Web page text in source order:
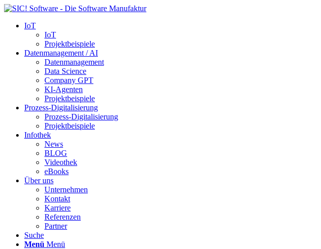
IoT
IoT
Projektbeispiele
Datenmanagement / AI
Datenmanagement
Data Science
Company GPT
KI-Agenten
Projektbeispiele
Prozess-Digitalisierung
Prozess-Digitalisierung
Projektbeispiele
Infothek
News
BLOG
Videothek
eBooks
Über uns
Unternehmen
Kontakt
Karriere
Referenzen
Partner
Suche
Menü Menü